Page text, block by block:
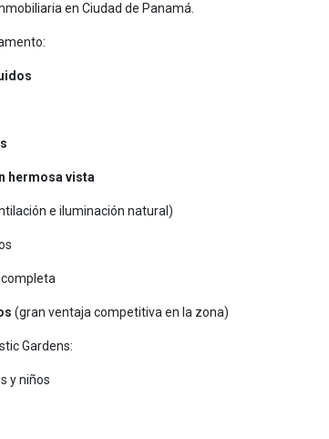
en Ciudad de Panamá.
hermosa vista
e iluminación natural)
completa
(gran ventaja competitiva en la zona)
Gardens:
y niños